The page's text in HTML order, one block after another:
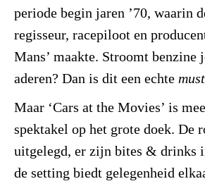
periode begin jaren ’70, waarin
regisseur, racepiloot en
Mans’ maakte. Stroomt benzine
aderen? Dan is dit een echte
Maar ‘Cars at the Movies’ is
spektakel op het grote doek. De
uitgelegd, er zijn bites & drinks
de setting biedt gelegenheid